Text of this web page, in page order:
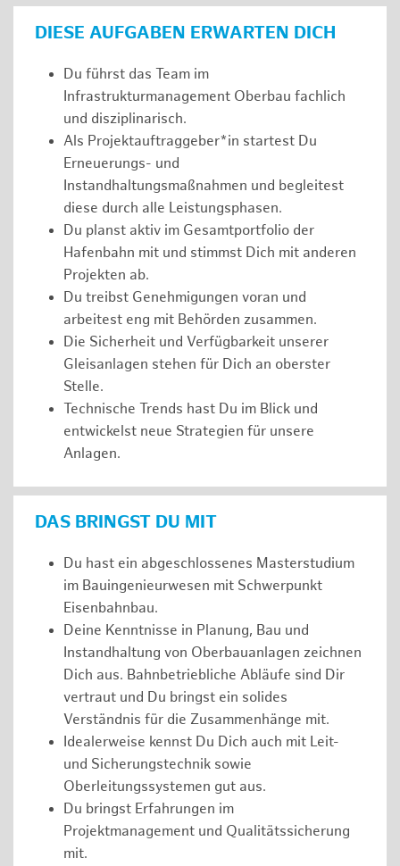
DIESE AUFGABEN ERWARTEN DICH
Du führst das Team im
Infrastrukturmanagement Oberbau fachlich
und disziplinarisch.
Als Projektauftraggeber*in startest Du
Erneuerungs- und
Instandhaltungsmaßnahmen und begleitest
diese durch alle Leistungsphasen.
Du planst aktiv im Gesamtportfolio der
Hafenbahn mit und stimmst Dich mit anderen
Projekten ab.
Du treibst Genehmigungen voran und
arbeitest eng mit Behörden zusammen.
Die Sicherheit und Verfügbarkeit unserer
Gleisanlagen stehen für Dich an oberster
Stelle.
Technische Trends hast Du im Blick und
entwickelst neue Strategien für unsere
Anlagen.
DAS BRINGST DU MIT
Du hast ein abgeschlossenes Masterstudium
im Bauingenieurwesen mit Schwerpunkt
Eisenbahnbau.
Deine Kenntnisse in Planung, Bau und
Instandhaltung von Oberbauanlagen zeichnen
Dich aus. Bahnbetriebliche Abläufe sind Dir
vertraut und Du bringst ein solides
Verständnis für die Zusammenhänge mit.
Idealerweise kennst Du Dich auch mit Leit-
und Sicherungstechnik sowie
Oberleitungssystemen gut aus.
Du bringst Erfahrungen im
Projektmanagement und Qualitätssicherung
mit.